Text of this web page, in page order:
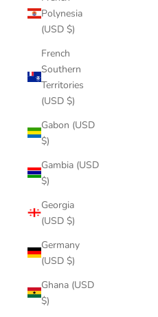
Polynesia
(USD $)
French
Southern
Territories
(USD $)
Gabon (USD
$)
Gambia (USD
$)
Georgia
(USD $)
Germany
(USD $)
Ghana (USD
$)